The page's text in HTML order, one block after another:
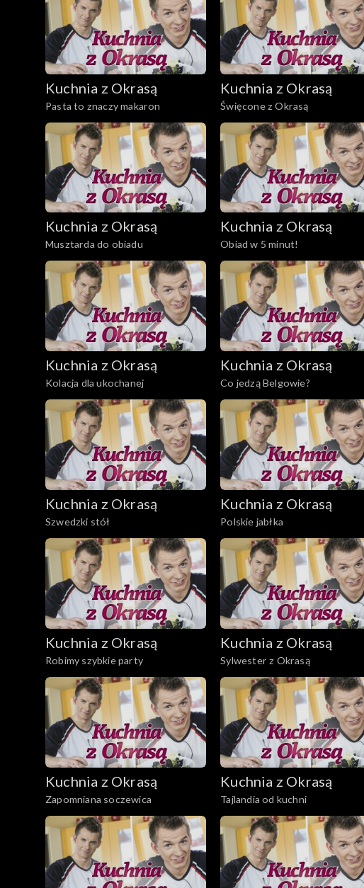
Kuchnia z Okrasą
Pasta to znaczy makaron
Kuchnia z Okrasą
Święcone z Okrasą
Kuchnia z Okrasą
Musztarda do obiadu
Kuchnia z Okrasą
Obiad w 5 minut!
Kuchnia z Okrasą
Kolacja dla ukochanej
Kuchnia z Okrasą
Co jedzą Belgowie?
Kuchnia z Okrasą
Szwedzki stół
Kuchnia z Okrasą
Polskie jabłka
Kuchnia z Okrasą
Robimy szybkie party
Kuchnia z Okrasą
Sylwester z Okrasą
Kuchnia z Okrasą
Zapomniana soczewica
Kuchnia z Okrasą
Tajlandia od kuchni